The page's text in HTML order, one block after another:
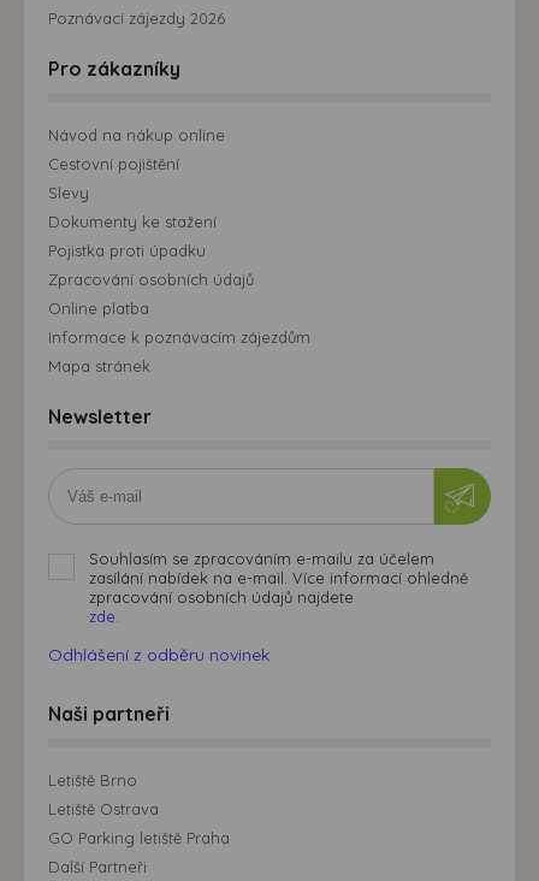
Poznávací zájezdy 2026
Pro zákazníky
Návod na nákup online
Cestovní pojištění
Slevy
Dokumenty ke stažení
Pojistka proti úpadku
Zpracování osobních údajů
Online platba
Informace k poznávacím zájezdům
Mapa stránek
Newsletter
Souhlasím se zpracováním e-mailu za účelem
zasílání nabídek na e-mail. Více informací ohledně
zpracování osobních údajů najdete
zde.
Odhlášení z odběru novinek
Naši partneři
Letiště Brno
Letiště Ostrava
GO Parking letiště Praha
Další Partneři